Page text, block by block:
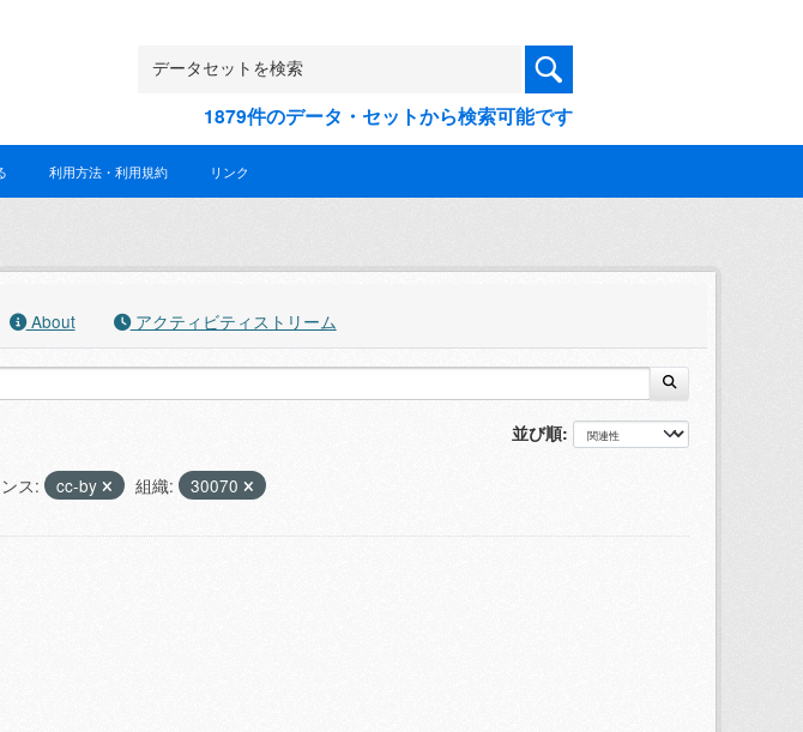
1879件のデータ・セットから検索可能です
利用方法・利用規約 リンク
About アクティビティストリーム
並び順
ス: cc-by 組織: 30070